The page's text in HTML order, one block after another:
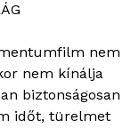
nem
nem kínálja
biztonságosan
időt, türelmet